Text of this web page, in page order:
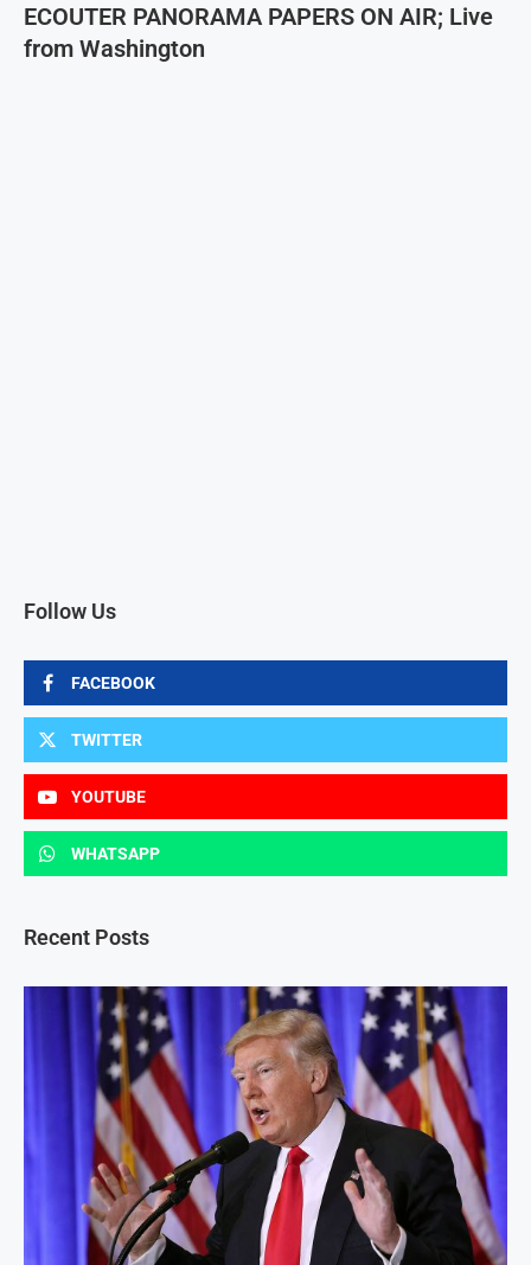
ECOUTER PANORAMA PAPERS ON AIR; Live
from Washington
Follow Us
FACEBOOK
TWITTER
YOUTUBE
WHATSAPP
Recent Posts